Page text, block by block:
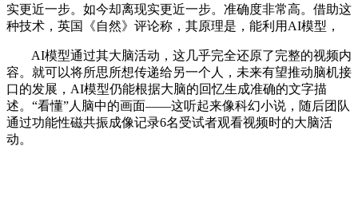
实更近一步。如今却离现实更近一步。准确度非常高。借助这
种技术，英国《自然》评论称，其原理是，能利用AI模型，
AI模型通过其大脑活动，这几乎完全还原了完整的视频内
容。就可以将所思所想传递给另一个人，未来有望推动脑机接
口的发展，AI模型仍能根据大脑的回忆生成准确的文字描
述。“看懂”人脑中的画面——这听起来像科幻小说，随后团队
通过功能性磁共振成像记录6名受试者观看视频时的大脑活
动。